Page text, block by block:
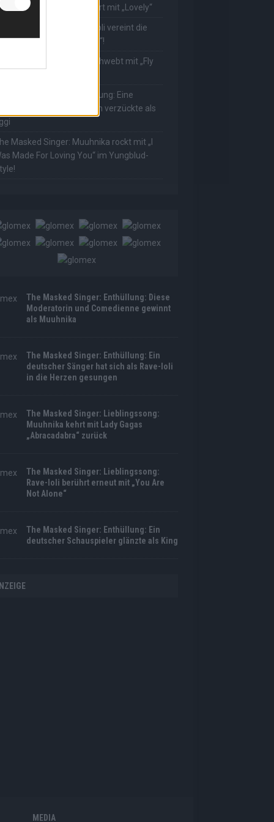
Muuhnika verzaubert mit „Lovely“
Masked Singer: Rave-Ioli vereint die
mit „We Are The World“!
Masked Singer: King schwebt mit „Fly
Masked Singer: Enthüllung: Eine
Moderatorin verzückte als
Masked Singer: Muuhnika rockt mit „I
Made For Loving You“ im Yungblud-
The Masked Singer: Enthüllung: Diese
Moderatorin und Comedienne gewinnt
als Muuhnika
The Masked Singer: Enthüllung: Ein
deutscher Sänger hat sich als Rave-Ioli
in die Herzen gesungen
The Masked Singer: Lieblingssong:
Muuhnika kehrt mit Lady Gagas
„Abracadabra“ zurück
The Masked Singer: Lieblingssong:
Rave-Ioli berührt erneut mit „You Are
Not Alone“
The Masked Singer: Enthüllung: Ein
deutscher Schauspieler glänzte als King
MEDIA